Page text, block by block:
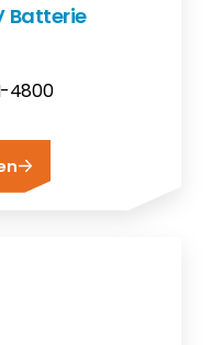
Batterie
4800